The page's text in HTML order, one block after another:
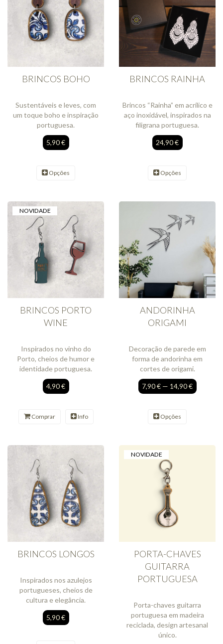
BRINCOS BOHO
Sustentáveis e leves, com
um toque boho e inspiração
portuguesa.
5,90 €
Opções
BRINCOS RAINHA
Brincos “Rainha” em acrílico e
aço inoxidável, inspirados na
filigrana portuguesa.
24,90 €
Opções
NOVIDADE
BRINCOS PORTO
WINE
Inspirados no vinho do
Porto, cheios de humor e
identidade portuguesa.
4,90 €
Comprar Info
ANDORINHA
ORIGAMI
Decoração de parede em
forma de andorinha em
cortes de origami.
7,90 € — 14,90 €
Opções
BRINCOS LONGOS
Inspirados nos azulejos
portugueses, cheios de
cultura e elegância.
5,90 €
NOVIDADE
PORTA-CHAVES
GUITARRA
PORTUGUESA
Porta-chaves guitarra
portuguesa em madeira
reciclada, design artesanal
único.